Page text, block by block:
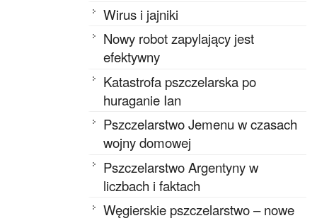
Wirus i jajniki
Nowy robot zapylający jest
efektywny
Katastrofa pszczelarska po
huraganie Ian
Pszczelarstwo Jemenu w czasach
wojny domowej
Pszczelarstwo Argentyny w
liczbach i faktach
Węgierskie pszczelarstwo – nowe